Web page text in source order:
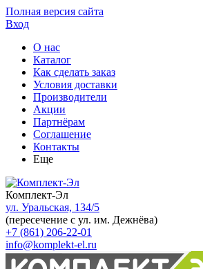
Полная версия сайта
Вход
О нас
Каталог
Как сделать заказ
Условия доставки
Производители
Акции
Партнёрам
Соглашение
Контакты
Еще
Комплект-Эл
ул. Уральская, 134/5
(пересечение с ул. им. Дежнёва)
+7 (861) 206-22-01
info@komplekt-el.ru